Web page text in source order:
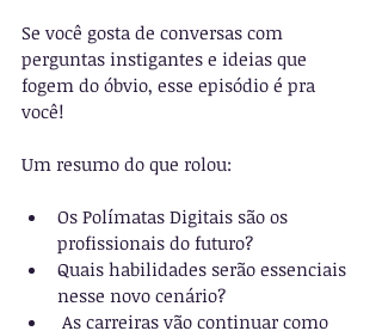
Se você gosta de conversas com
perguntas instigantes e ideias que
fogem do óbvio, esse episódio é pra
você!
Um resumo do que rolou:
Os Polímatas Digitais são os
profissionais do futuro?
Quais habilidades serão essenciais
nesse novo cenário?